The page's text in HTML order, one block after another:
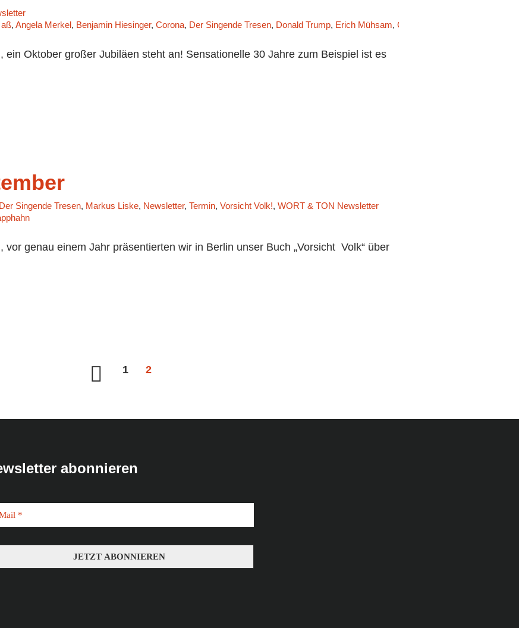
, Angela Merkel, Benjamin Hiesinger, Corona, Der Singende Tresen, Donald Trump, Erich Mühsam, Günther Krause
ein Oktober großer Jubiläen steht an! Sensationelle 30 Jahre zum Beispiel ist es
Der Singende Tresen, Markus Liske, Newsletter, Termin, Vorsicht Volk!, WORT & TON Newsletter
vor genau einem Jahr präsentierten wir in Berlin unser Buch „Vorsicht Volk“ über
1 2
abonnieren